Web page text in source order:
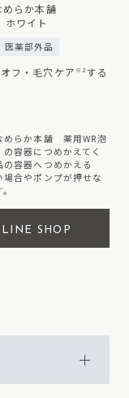
らか本舗
ワイト
医薬部外品
オフ・毛穴ケア ※2 する
めらか本舗 薬用WR泡
容器につめかえてく
容器へつめかえる
場合やポンプが押せな
SHOP